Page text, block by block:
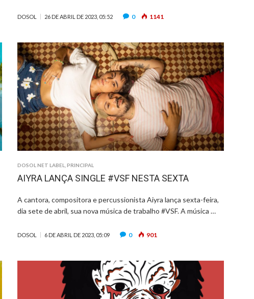
DOSOL 26 DE ABRIL DE 2023, 05:52 0 1141
DOSOL NET LABEL ,PRINCIPAL
AIYRA LANÇA SINGLE #VSF NESTA SEXTA
A cantora, compositora e percussionista Aiyra lança sexta-feira,
dia sete de abril, sua nova música de trabalho #VSF. A música …
DOSOL 6 DE ABRIL DE 2023, 05:09 0 901